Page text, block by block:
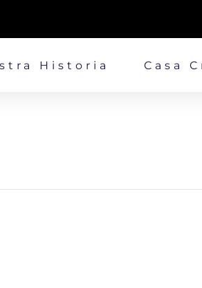
Historia Casa